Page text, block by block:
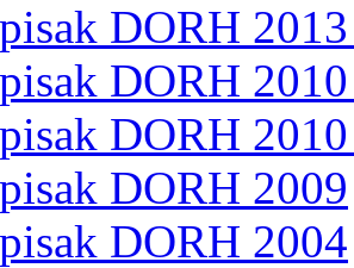
DORH
DORH
DORH
DORH 2009
DORH 2004